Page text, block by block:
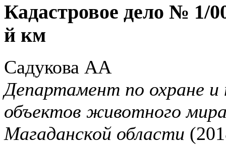
Кадастровое дело № 1/
й км
Садукова АА
Департамент по охране и
объектов животного
Магаданской области